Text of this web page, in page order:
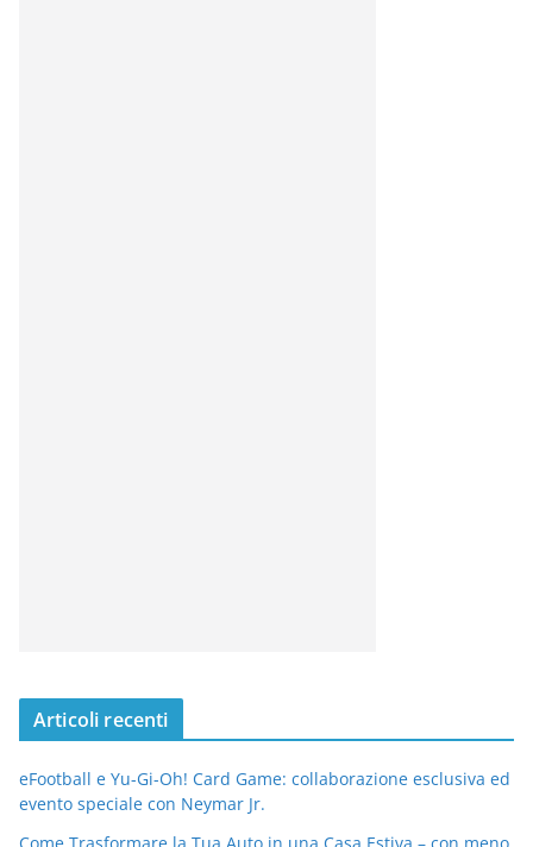
Articoli recenti
eFootball e Yu-Gi-Oh! Card Game: collaborazione esclusiva ed
evento speciale con Neymar Jr.